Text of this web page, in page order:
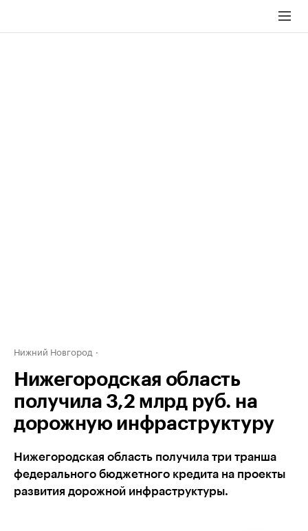
Нижний Новгород
Нижегородская область
получила 3,2 млрд руб. на
дорожную инфраструктуру
Нижегородская область получила три транша
федерального бюджетного кредита на проекты
развития дорожной инфраструктуры.